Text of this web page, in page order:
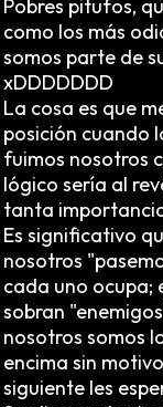
Pobres pitufos,
como los más
somos parte de
xDDDDDDD
La cosa es que
posición cuando
fuimos nosotros
lógico sería al
tanta
Es significativo
nosotros
cada uno ocupa;
sobran
nosotros somos
encima sin
siguiente les